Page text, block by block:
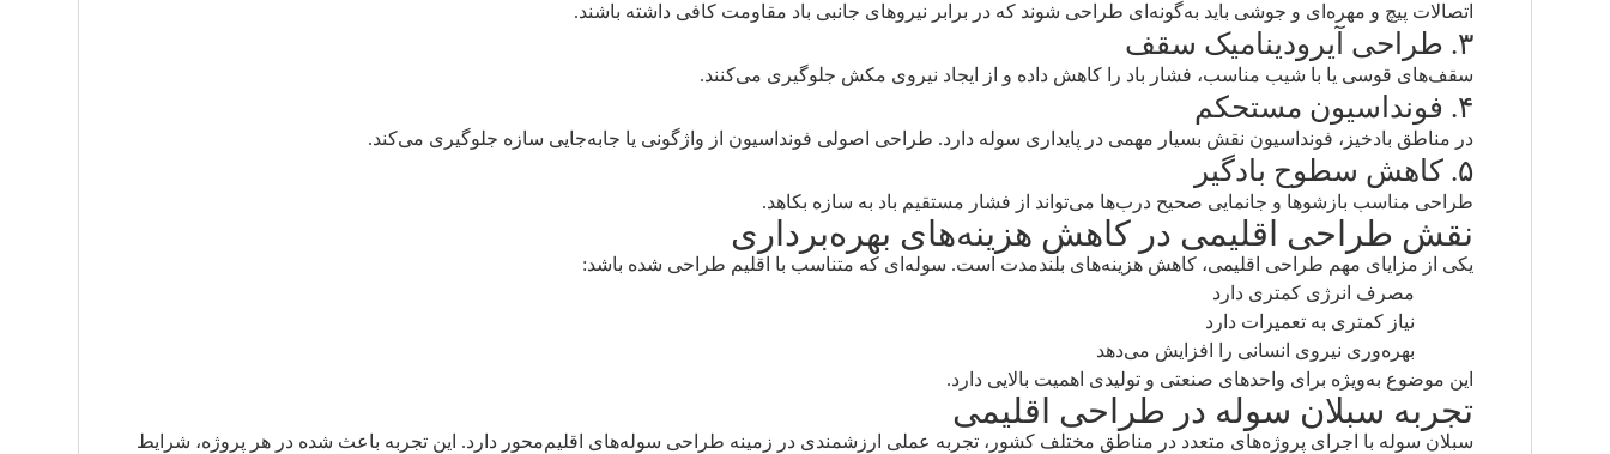
اتصالات پیچ و مهره‌ای و جوشی باید به‌گونه‌ای طراحی شوند که در برابر نیروهای جانبی باد مقاومت کافی داشته باشند.
۳. طراحی آیرودینامیک سقف
سقف‌های قوسی یا با شیب مناسب، فشار باد را کاهش داده و از ایجاد نیروی مکش جلوگیری می‌کنند.
۴. فونداسیون مستحکم
در مناطق بادخیز، فونداسیون نقش بسیار مهمی در پایداری سوله دارد. طراحی اصولی فونداسیون از واژگونی یا جابه‌جایی سازه جلوگیری می‌کند.
۵. کاهش سطوح بادگیر
طراحی مناسب بازشوها و جانمایی صحیح درب‌ها می‌تواند از فشار مستقیم باد به سازه بکاهد.
نقش طراحی اقلیمی در کاهش هزینه‌های بهره‌برداری
یکی از مزایای مهم طراحی اقلیمی، کاهش هزینه‌های بلندمدت است. سوله‌ای که متناسب با اقلیم طراحی شده باشد:
مصرف انرژی کمتری دارد
نیاز کمتری به تعمیرات دارد
بهره‌وری نیروی انسانی را افزایش می‌دهد
این موضوع به‌ویژه برای واحدهای صنعتی و تولیدی اهمیت بالایی دارد.
تجربه سبلان سوله در طراحی اقلیمی
سبلان سوله با اجرای پروژه‌های متعدد در مناطق مختلف کشور، تجربه عملی ارزشمندی در زمینه طراحی سوله‌های اقلیم‌محور دارد. این تجربه باعث شده در هر پروژه، شرایط